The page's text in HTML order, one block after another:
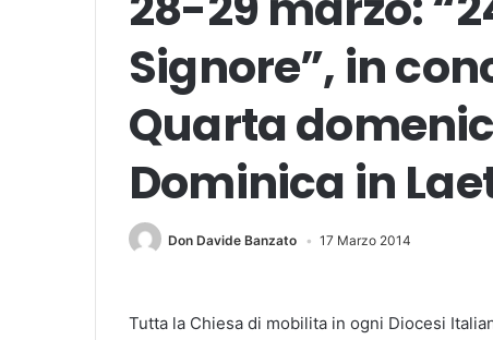
Signore”, in
Quarta
Dominica in
Don Davide Banzato 17 Marzo 2014
Tutta la Chiesa di mobilita in ogni Diocesi